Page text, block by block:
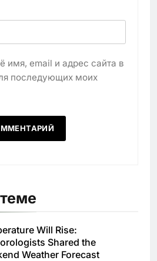
имя, email и адрес сайта в
последующих моих
Will Rise:
Shared the
Weather Forecast